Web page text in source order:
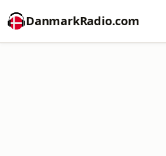
DanmarkRadio.com